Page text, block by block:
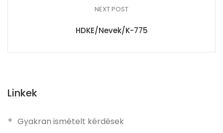
NEXT POST
HDKE/Nevek/K-775
Linkek
Gyakran ismételt kérdések